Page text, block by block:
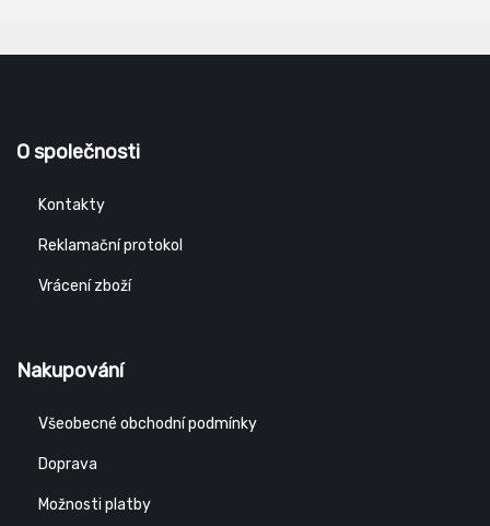
O společnosti
Kontakty
Reklamační protokol
Vrácení zboží
Nakupování
Všeobecné obchodní podmínky
Doprava
Možnosti platby